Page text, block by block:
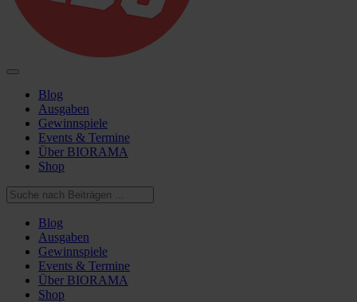
Blog
Ausgaben
Gewinnspiele
Events & Termine
Über BIORAMA
Shop
Blog
Ausgaben
Gewinnspiele
Events & Termine
Über BIORAMA
Shop